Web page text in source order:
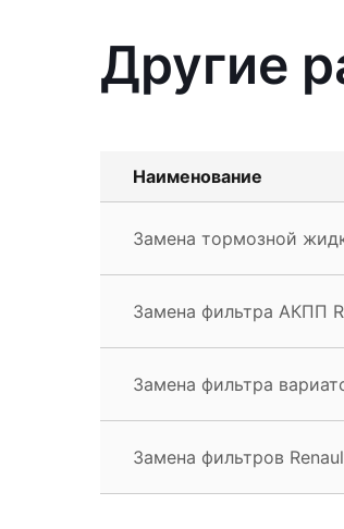
Другие
Наименование
Замена тормозной
Замена фильтра АКПП
Замена фильтра
Замена фильтров